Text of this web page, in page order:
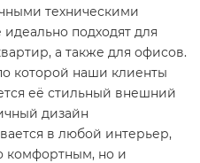
техническими
подходят для
а также для офисов.
которой наши клиенты
её стильный внешний
дизайн
в любой интерьер,
комфортным, но и